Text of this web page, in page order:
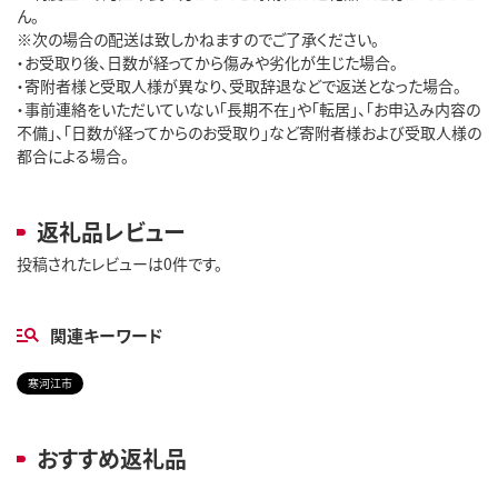
ん。
※次の場合の配送は致しかねますのでご了承ください。
・お受取り後、日数が経ってから傷みや劣化が生じた場合。
・寄附者様と受取人様が異なり、受取辞退などで返送となった場合。
・事前連絡をいただいていない「長期不在」や「転居」、「お申込み内容の
不備」、「日数が経ってからのお受取り」など寄附者様および受取人様の
都合による場合。
返礼品レビュー
投稿されたレビューは0件です。
関連キーワード
寒河江市
おすすめ返礼品